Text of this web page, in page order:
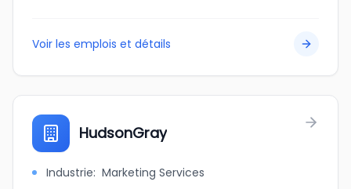
Voir les emplois et détails
HudsonGray
Industrie: Marketing Services